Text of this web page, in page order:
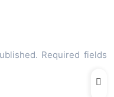
Required fields